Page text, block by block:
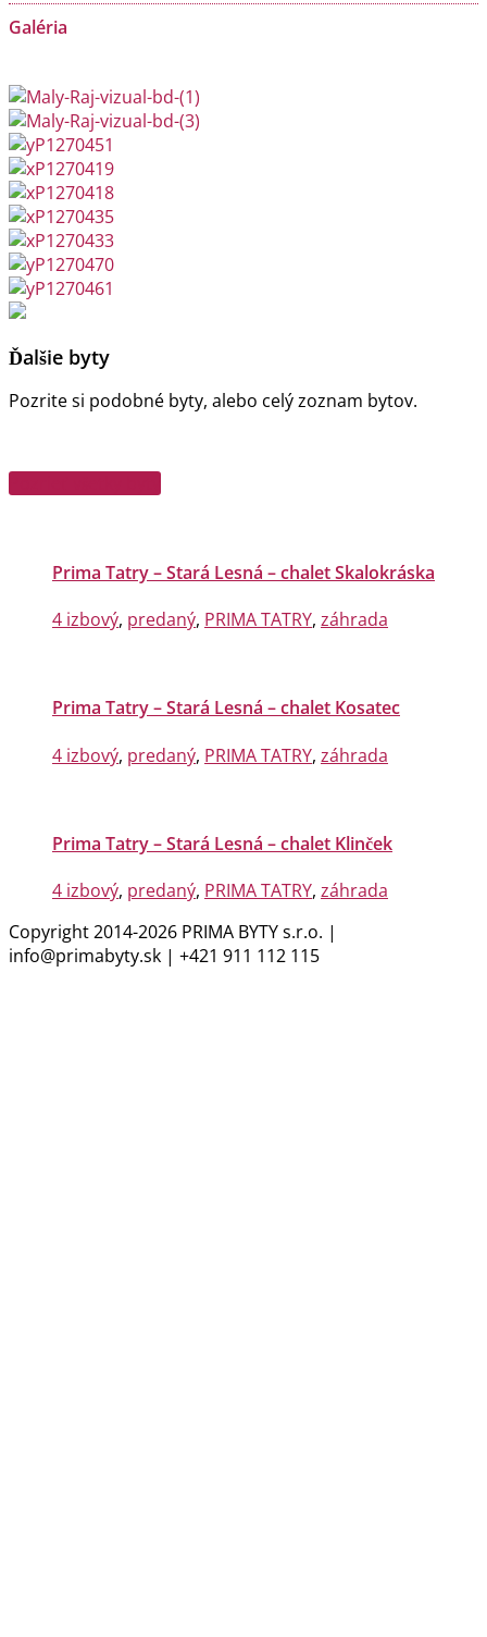
Galéria
Ďalšie byty
Pozrite si podobné byty, alebo celý zoznam bytov.
Prima Tatry – Stará Lesná – chalet Skalokráska
4 izbový, predaný, PRIMA TATRY, záhrada
Prima Tatry – Stará Lesná – chalet Kosatec
4 izbový, predaný, PRIMA TATRY, záhrada
Prima Tatry – Stará Lesná – chalet Klinček
4 izbový, predaný, PRIMA TATRY, záhrada
Copyright 2014-2026 PRIMA BYTY s.r.o. |
info@primabyty.sk | +421 911 112 115